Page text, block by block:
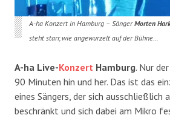
A-ha Konzert in Hamburg – SängerMorten
steht starr, wie angewurzelt auf der Bühne…
A-ha Live-Konzert Hamburg. Nur
90 Minuten hin und her. Das ist das
eines Sängers, der sich ausschließlich
beschränkt und sich dabei am Mikro